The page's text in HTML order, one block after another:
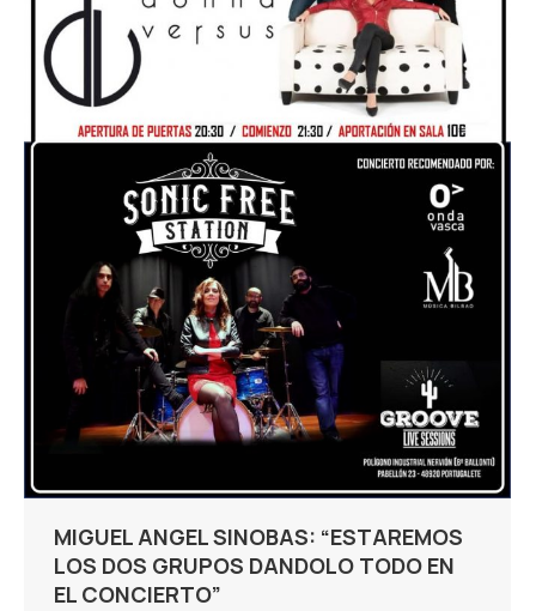
MIGUEL ANGEL SINOBAS: “ESTAREMOS
LOS DOS GRUPOS DANDOLO TODO EN
EL CONCIERTO”